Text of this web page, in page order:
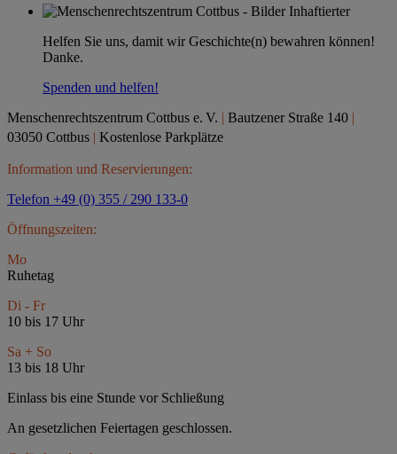
Helfen Sie uns, damit wir Geschichte(n) bewahren können!
Danke.
Spenden und helfen!
Menschenrechtszentrum Cottbus e. V. | Bautzener Straße 140 |
03050 Cottbus | Kostenlose Parkplätze
Information und Reservierungen:
Telefon +49 (0) 355 / 290 133-0
Öffnungszeiten:
Mo
Ruhetag
Di - Fr
10 bis 17 Uhr
Sa + So
13 bis 18 Uhr
Einlass bis eine Stunde vor Schließung
An gesetzlichen Feiertagen geschlossen.